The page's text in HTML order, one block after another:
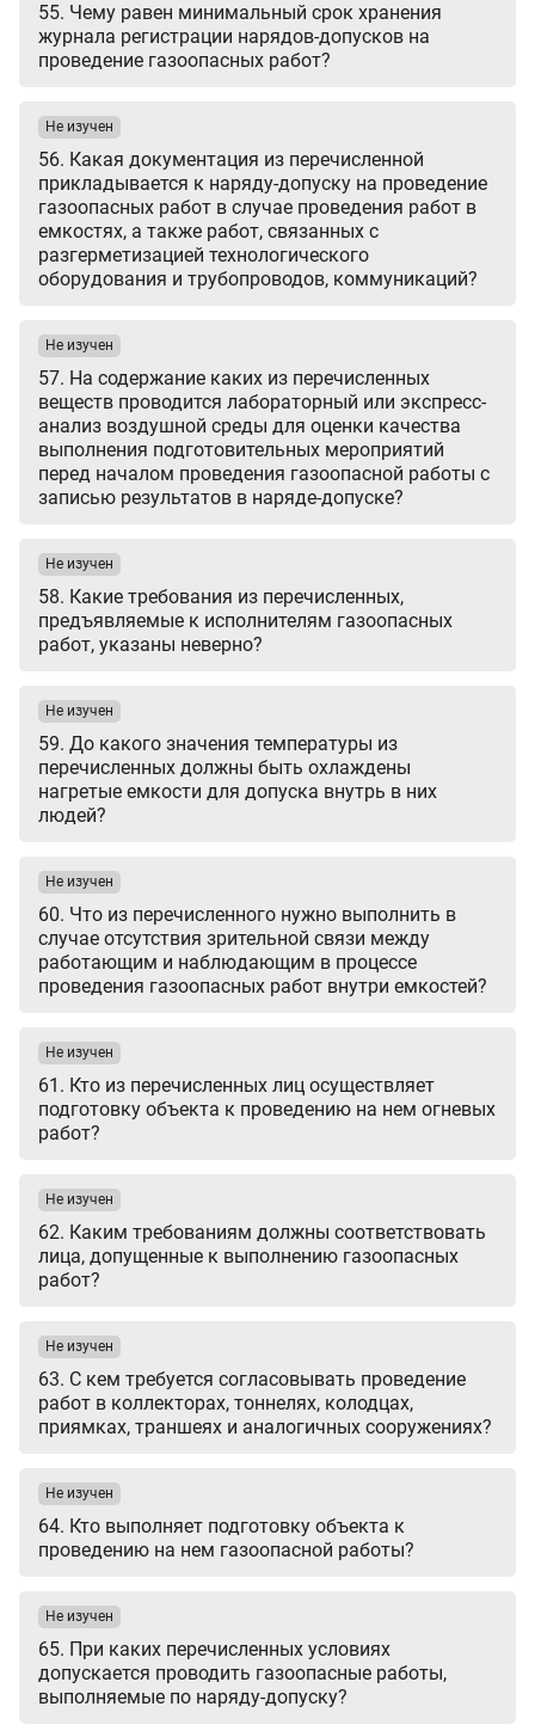
55. Чему равен минимальный срок хранения
журнала регистрации нарядов-допусков на
проведение газоопасных работ?
56. Какая документация из перечисленной
прикладывается к наряду-допуску на проведение
газоопасных работ в случае проведения работ в
емкостях, а также работ, связанных с
разгерметизацией технологического
оборудования и трубопроводов, коммуникаций?
Не изучен
57. На содержание каких из перечисленных
веществ проводится лабораторный или экспресс-
анализ воздушной среды для оценки качества
выполнения подготовительных мероприятий
перед началом проведения газоопасной работы с
записью результатов в наряде-допуске?
Не изучен
58. Какие требования из перечисленных,
предъявляемые к исполнителям газоопасных
работ, указаны неверно?
Не изучен
59. До какого значения температуры из
перечисленных должны быть охлаждены
нагретые емкости для допуска внутрь в них
людей?
Не изучен
60. Что из перечисленного нужно выполнить в
случае отсутствия зрительной связи между
работающим и наблюдающим в процессе
проведения газоопасных работ внутри емкостей?
Не изучен
61. Кто из перечисленных лиц осуществляет
подготовку объекта к проведению на нем огневых
работ?
Не изучен
62. Каким требованиям должны соответствовать
лица, допущенные к выполнению газоопасных
работ?
Не изучен
63. С кем требуется согласовывать проведение
работ в коллекторах, тоннелях, колодцах,
приямках, траншеях и аналогичных сооружениях?
Не изучен
64. Кто выполняет подготовку объекта к
проведению на нем газоопасной работы?
Не изучен
65. При каких перечисленных условиях
допускается проводить газоопасные работы,
выполняемые по наряду-допуску?
Не изучен